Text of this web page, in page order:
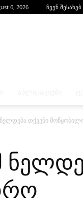
6, 2026 ჩვენ შესახებ
თქვენი